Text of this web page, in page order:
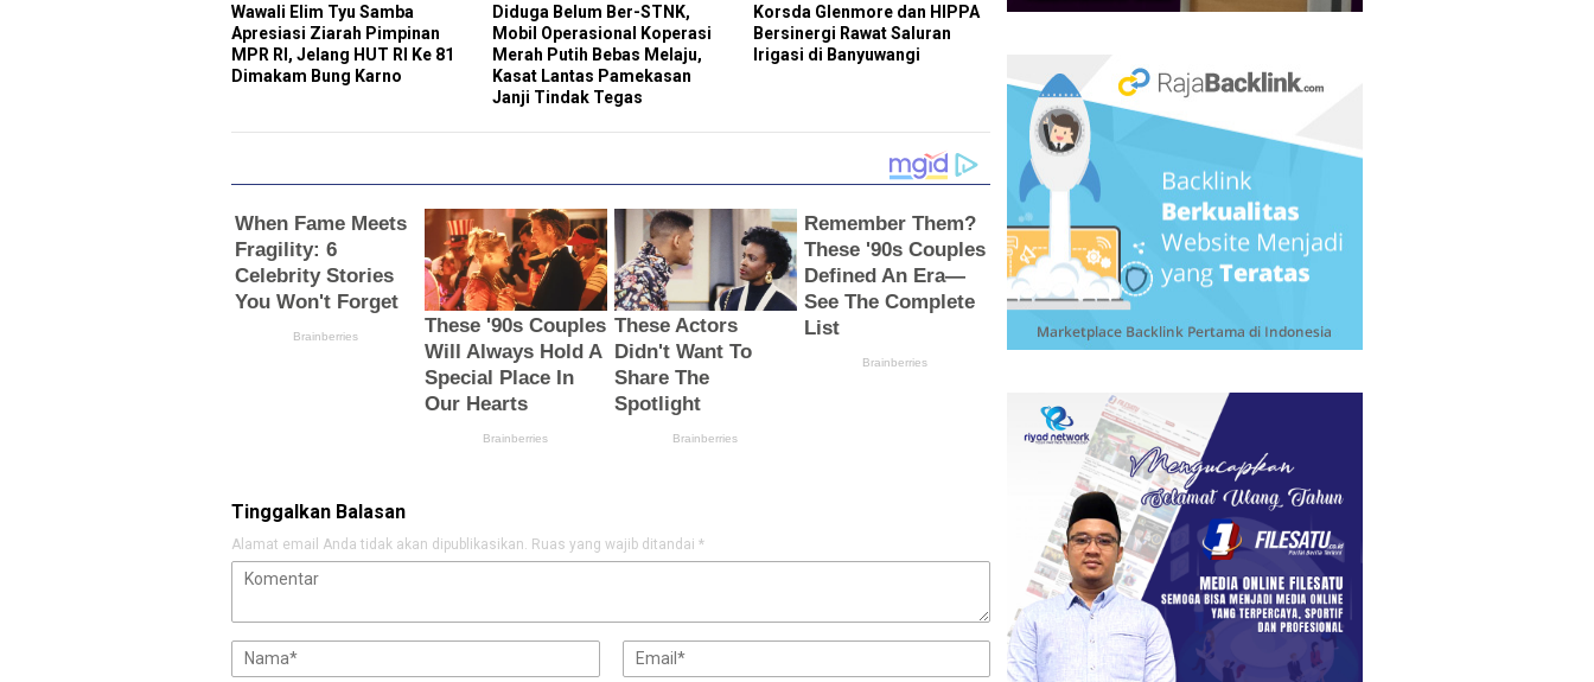
Wawali Elim Tyu Samba
Apresiasi Ziarah Pimpinan
MPR RI, Jelang HUT RI Ke 81
Dimakam Bung Karno
‎Diduga Belum Ber-STNK,
Mobil Operasional Koperasi
Merah Putih Bebas Melaju,
Kasat Lantas Pamekasan
Janji Tindak Tegas
Korsda Glenmore dan HIPPA
Bersinergi Rawat Saluran
Irigasi di Banyuwangi
Tinggalkan Balasan
Alamat email Anda tidak akan dipublikasikan. Ruas yang wajib ditandai *